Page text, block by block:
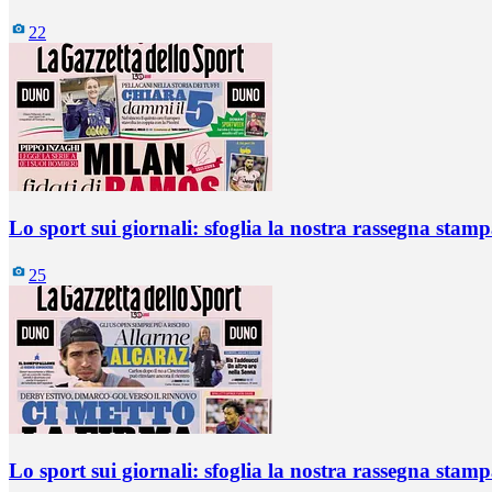
22
Lo sport sui giornali: sfoglia la nostra rassegna
25
Lo sport sui giornali: sfoglia la nostra rassegna